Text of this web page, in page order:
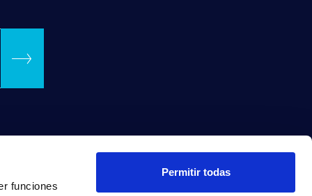
funciones
Permitir todas